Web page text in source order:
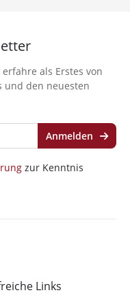
Links
als Erstes von
und den neuesten
zur Kenntnis
Anmelden